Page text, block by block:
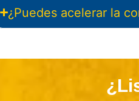
¿Puedes acelerar la